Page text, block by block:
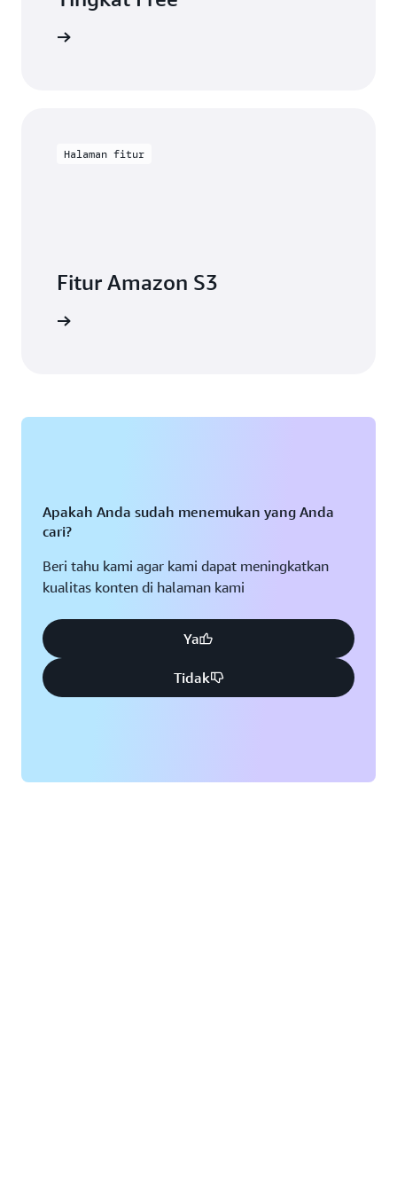
Halaman fitur
Fitur Amazon S3
Apakah Anda sudah menemukan yang Anda
cari?
Beri tahu kami agar kami dapat meningkatkan
kualitas konten di halaman kami
Ya
Tidak